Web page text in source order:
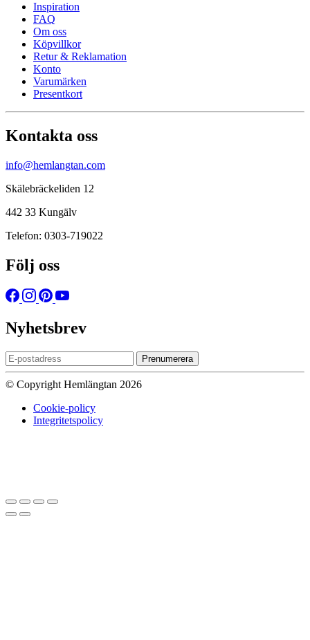
Inspiration
FAQ
Om oss
Köpvillkor
Retur & Reklamation
Konto
Varumärken
Presentkort
Kontakta oss
info@hemlangtan.com
Skälebräckeliden 12
442 33 Kungälv
Telefon: 0303-719022
Följ oss
Nyhetsbrev
Prenumerera
© Copyright Hemlängtan 2026
Cookie-policy
Integritetspolicy